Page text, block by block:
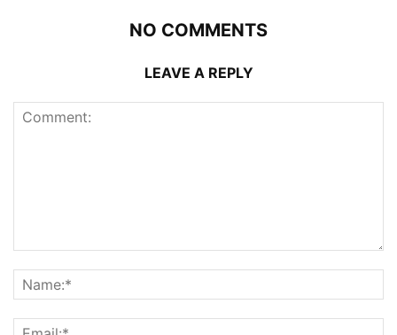
NO COMMENTS
LEAVE A REPLY